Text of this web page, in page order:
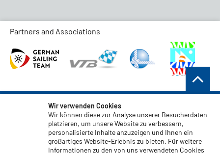
Partners and Associations
AGB
Datenschutz
Haftungsauschluss
Impressum
Wir verwenden Cookies
Wir können diese zur Analyse unserer Besucherdaten
platzieren, um unsere Website zu verbessern,
personalisierte Inhalte anzuzeigen und Ihnen ein
großartiges Website-Erlebnis zu bieten. Für weitere
Informationen zu den von uns verwendeten Cookies